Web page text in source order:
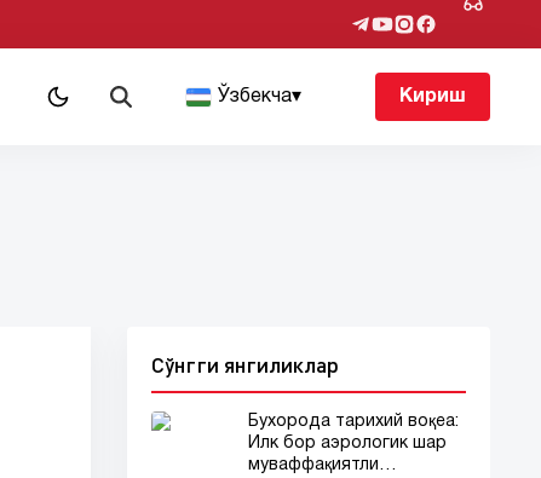
Ўзбекча▾ Кириш
Сўнгги янгиликлар
Бухорода тарихий воқеа:
Илк бор аэрологик шар
муваффақиятли